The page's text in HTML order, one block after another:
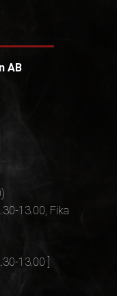
AB
13.00, Fika
13.00 ]